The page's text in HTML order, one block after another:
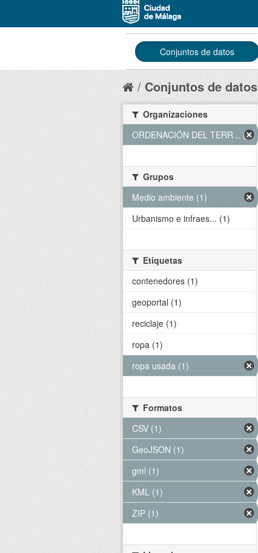
Conjuntos de datos
Conjuntos de datos
Organizaciones
ORDENACIÓN DEL TERR... (1)
Grupos
Medio ambiente (1)
Urbanismo e infraes... (1)
Etiquetas
contenedores (1)
geoportal (1)
reciclaje (1)
ropa (1)
ropa usada (1)
Formatos
CSV (1)
GeoJSON (1)
gml (1)
KML (1)
ZIP (1)